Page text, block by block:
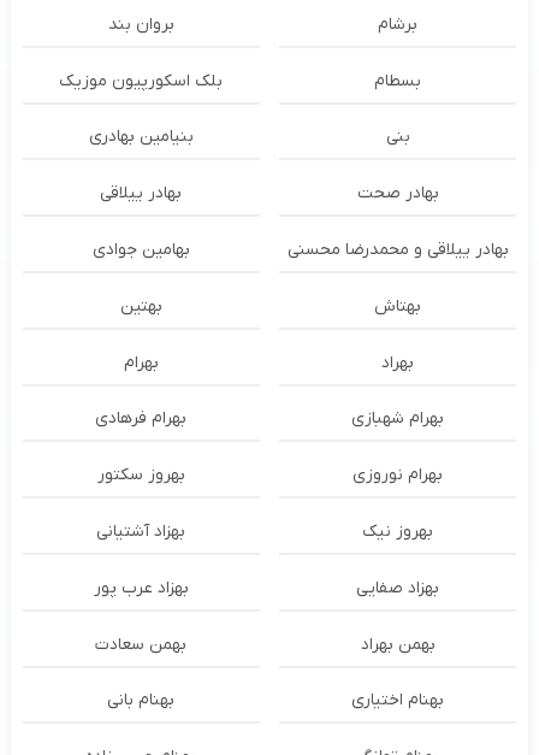
برشام بروان بند
بسطام بلک اسکورپیون موزیک
بنی بنیامین بهادری
بهادر صحت بهادر ییلاقی
بهادر ییلاقی و محمدرضا محسنی بهامین جوادی
بهتاش بهتین
بهراد بهرام
بهرام شهبازی بهرام فرهادی
بهرام نوروزی بهروز سکتور
بهروز نیک بهزاد آشتیانی
بهزاد صفایی بهزاد عرب پور
بهمن بهراد بهمن سعادت
بهنام اختیاری بهنام بانی